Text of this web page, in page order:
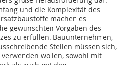
und die Komplexität des
machen es
gewünschten Vorgaben des
zu erfüllen. Bauunternehmen,
Stellen müssen sich,
wollen, sowohl mit